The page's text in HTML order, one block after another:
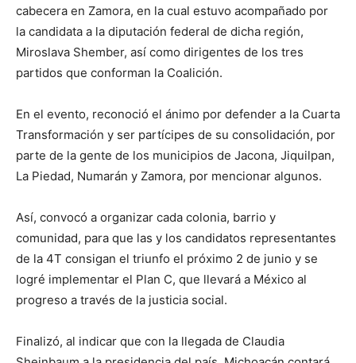
cabecera en Zamora, en la cual estuvo acompañado por
la candidata a la diputación federal de dicha región,
Miroslava Shember, así como dirigentes de los tres
partidos que conforman la Coalición.
En el evento, reconoció el ánimo por defender a la Cuarta
Transformación y ser partícipes de su consolidación, por
parte de la gente de los municipios de Jacona, Jiquilpan,
La Piedad, Numarán y Zamora, por mencionar algunos.
Así, convocó a organizar cada colonia, barrio y
comunidad, para que las y los candidatos representantes
de la 4T consigan el triunfo el próximo 2 de junio y se
logré implementar el Plan C, que llevará a México al
progreso a través de la justicia social.
Finalizó, al indicar que con la llegada de Claudia